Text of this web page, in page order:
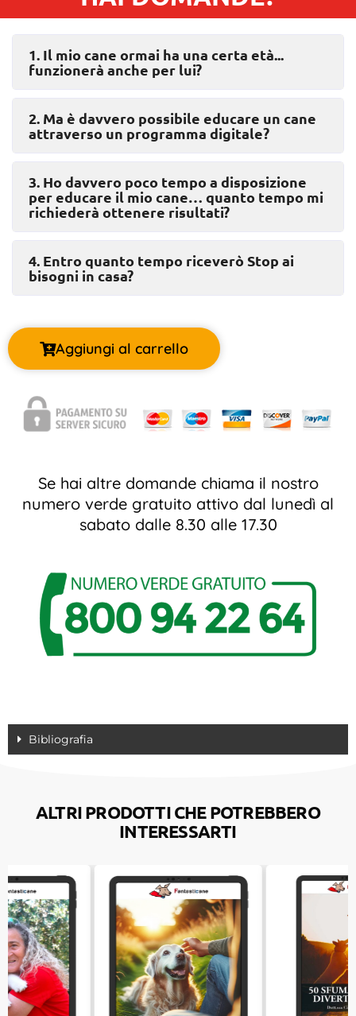
1. Il mio cane ormai ha una certa età...
funzionerà anche per lui?
2. Ma è davvero possibile educare un cane
attraverso un programma digitale?
3. Ho davvero poco tempo a disposizione
per educare il mio cane… quanto tempo mi
richiederà ottenere risultati?
4. Entro quanto tempo riceverò Stop ai
bisogni in casa?
Aggiungi al carrello
Se hai altre domande chiama il nostro
numero verde gratuito attivo dal lunedì al
sabato dalle 8.30 alle 17.30
Bibliografia
ALTRI PRODOTTI CHE POTREBBERO
INTERESSARTI